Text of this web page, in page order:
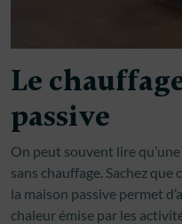
Le
passive
On peut souvent lire
sans chauffage. Sachez que
la maison passive permet
chaleur émise par les